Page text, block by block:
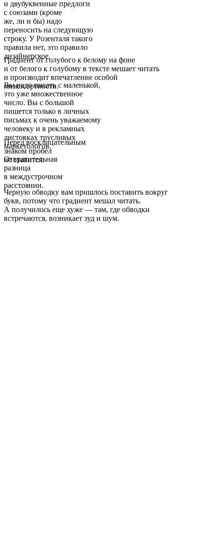
и двубуквенные предлоги
с союзами (кроме
же, ли и бы) надо
переносить на следующую
строку. У Розенталя такого
правила нет, это правило
дизайнерское.
Градиент от голубого к белому на фоне
и от белого к голубому в тексте мешает читать
и производит впечатление особой
низкосортности.
Вы надо писать с маленькой,
это уже множественное
число. Вы с большой
пишется только в личных
письмах к очень уважаемому
человеку и в рекламных
листовках трусливых
маркетологов.
Перед восклицательным
знаком пробел
не ставится.
Отвратительная
разница
в междустрочном
расстоянии.
Черную обводку вам пришлось поставить вокруг
букв, потому что градиент мешал читать.
А получилось еще хуже — там, где обводки
встречаются, возникает зуд и шум.